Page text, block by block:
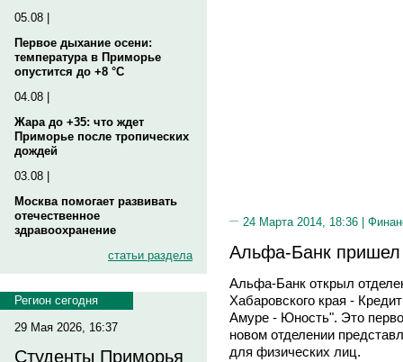
05.08 |
Первое дыхание осени:
температура в Приморье
опустится до +8 °C
04.08 |
Жара до +35: что ждет
Приморье после тропических
дождей
03.08 |
Москва помогает развивать
отечественное
здравоохранение
статьи раздела
Регион сегодня
29 Мая 2026, 16:37
Студенты Приморья
24 Марта 2014, 18:36 |
Альфа-Банк
Альфа-Банк открыл
Хабаровского края -
Амуре - Юность". Это
новом отделении
для физических лиц.